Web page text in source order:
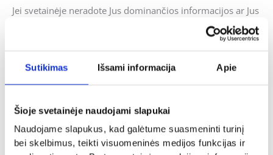
Sutikimas Išsami informacija Apie
Šioje svetainėje naudojami slapukai
Naudojame slapukus, kad galėtume suasmeninti turinį
bei skelbimus, teikti visuomeninės medijos funkcijas ir
Jei svetainėje neradote Jus dominančios informacijos ar Jus
domina individualus užsakymas, galite mums užduoti
klausimus ir mes pasistengsime kuo skubiau į juos atsakyti.